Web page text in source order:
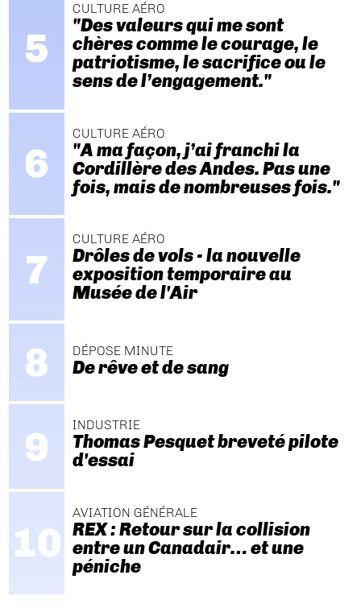
CULTURE AÉRO
"Des valeurs qui me sont
chères comme le courage, le
patriotisme, le sacrifice ou le
sens de l’engagement."
CULTURE AÉRO
"A ma façon, j’ai franchi la
Cordillère des Andes. Pas une
fois, mais de nombreuses fois."
CULTURE AÉRO
Drôles de vols - la nouvelle
exposition temporaire au
Musée de l'Air
DÉPOSE MINUTE
De rêve et de sang
INDUSTRIE
Thomas Pesquet breveté pilote
d'essai
AVIATION GÉNÉRALE
REX : Retour sur la collision
entre un Canadair… et une
péniche